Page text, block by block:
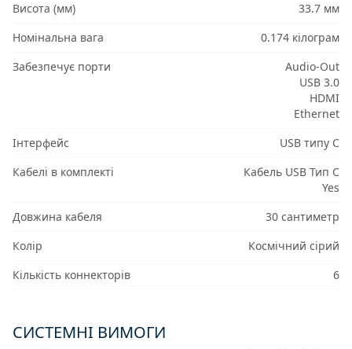
Висота (мм)
33.7 мм
Номінальна вага
0.174 кілограм
Забезпечує порти
Audio-Out
USB 3.0
HDMI
Ethernet
Інтерфейс
USB типу C
Кабелі в комплекті
Кабель USB Тип C
Yes
Довжина кабеля
30 сантиметр
Колір
Космічний сірий
Кількість коннекторів
6
СИСТЕМНІ ВИМОГИ